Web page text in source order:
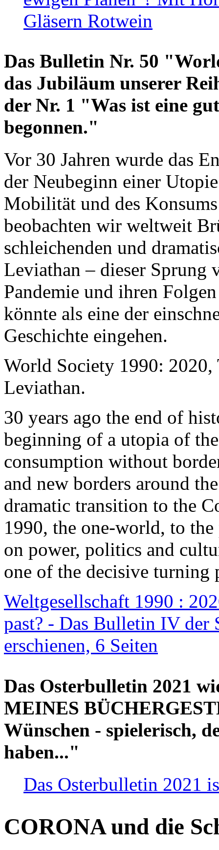
Gläsern Rotwein
Das Bulletin Nr. 50
das Jubiläum unserer
der Nr. 1 "Was ist eine
begonnen."
Vor 30 Jahren wurde das
der Neubeginn einer
Mobilität und des
beobachten wir weltweit
schleichenden und
Leviathan – dieser Sprung
Pandemie und ihren
könnte als eine der
Geschichte eingehen.
World Society 1990: 2020,
Leviathan.
30 years ago the end of
beginning of a utopia of
consumption without
and new borders around
dramatic transition to the
1990, the one-world, to the
on power, politics and
one of the decisive turning
Weltgesellschaft 1990 :
past? - Das Bulletin IV der
erschienen, 6 Seiten
Das Osterbulletin 2021
MEINES
Wünschen - spielerisch,
haben..."
Das Osterbulletin 2021
CORONA und die